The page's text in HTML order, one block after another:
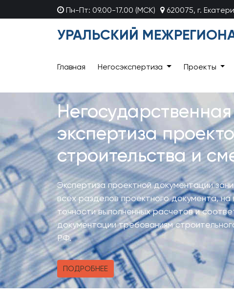
Пн-Пт: 09.00-17.00 (МСК) 620075, г.
УРАЛЬСКИЙ
Главная Негосэкспертиза Проекты
Негосударственная
экспертиза
строительства и
Экспертиза проектной документации
всех разделов проектного документа, на
точности выполненных расчетов и
документации требованиям
РФ.
ПОДРОБНЕЕ